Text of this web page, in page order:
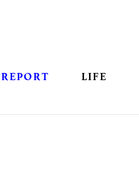
REPORT LIFE